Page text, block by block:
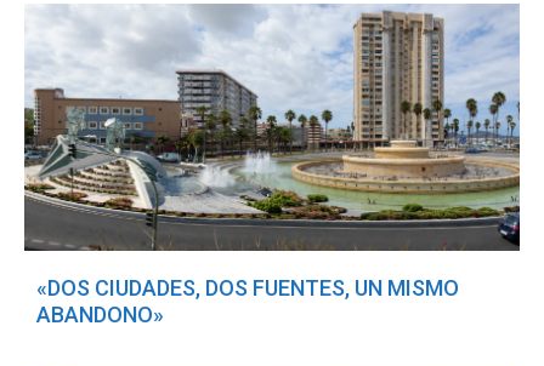
«DOS CIUDADES, DOS FUENTES, UN MISMO
ABANDONO»